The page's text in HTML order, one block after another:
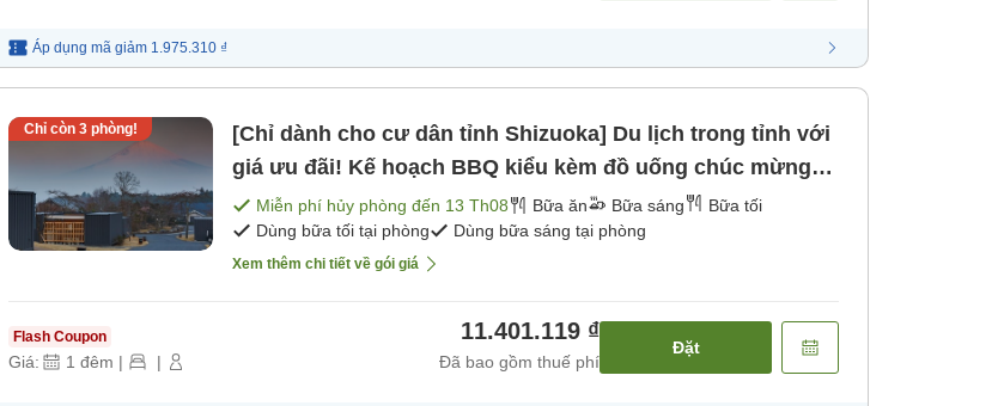
Áp dụng mã giảm 1.975.310 ₫
Chỉ còn 3phòng!
[Chỉ dành cho cư dân tỉnh Shizuoka] Du lịch trong tỉnh với
giá ưu đãi! Kế hoạch BBQ kiểu kèm đồ uống chúc mừng
(bao gồm bữa sáng và bữa tối) [Bữa sáng] [Bữa tối]
Miễn phí hủy phòng đến 13 Th08 Bữa ăn Bữa sáng
Bữa tối
Dùng bữa tối tại phòng
Dùng bữa sáng tại phòng
Xem thêm chi tiết về gói giá
Flash Coupon
Giá: 1 đêm | |
11.401.119 ₫
Đã bao gồm thuế phí
Đặt